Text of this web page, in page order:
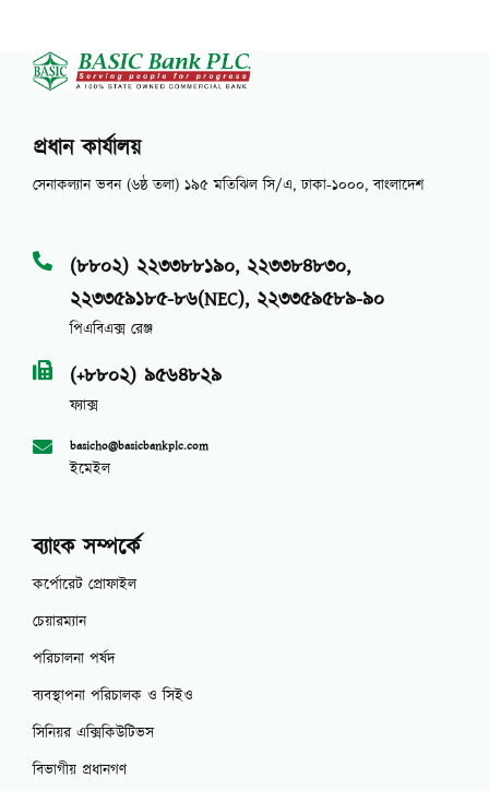
প্রধান কার্যালয়
সেনাকল্যান ভবন (৬ষ্ঠ তলা) ১৯৫ মতিঝিল সি/এ, ঢাকা-১০০০, বাংলাদেশ
(৮৮০২) ২২৩৩৮৮১৯০, ২২৩৩৮৪৮৩০,
২২৩৩৫৯১৮৫-৮৬(NEC), ২২৩৩৫৯৫৮৯-৯০
পিএবিএক্স রেঞ্জ
(+৮৮০২) ৯৫৬৪৮২৯
ফ্যাক্স
basicho@basicbankplc.com
ইমেইল
ব্যাংক সম্পর্কে
কর্পোরেট প্রোফাইল
চেয়ারম্যান
পরিচালনা পর্ষদ
ব্যবস্থাপনা পরিচালক ও সিইও
সিনিয়র এক্সিকিউটিভস
বিভাগীয় প্রধানগণ